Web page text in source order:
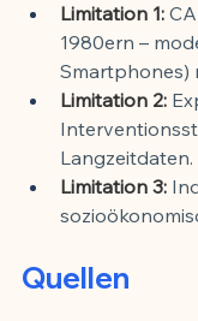
Limitation 1:
1980ern –
Smartphones)
Limitation 2:
Langzeitdaten.
Limitation 3:
Quellen